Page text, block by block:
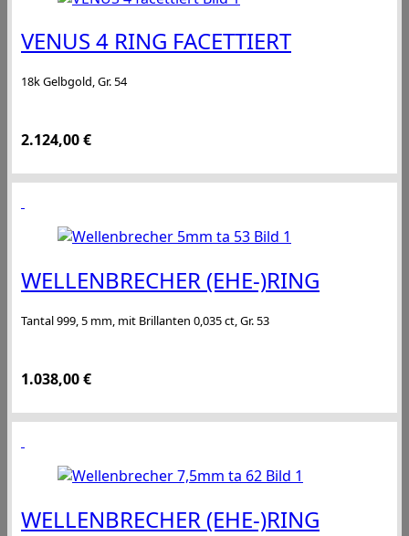
VENUS 4 RING FACETTIERT
18k Gelbgold, Gr. 54
2.124,00€
WELLENBRECHER (EHE-)RING
Tantal 999, 5 mm, mit Brillanten 0,035 ct, Gr. 53
1.038,00€
WELLENBRECHER (EHE-)RING